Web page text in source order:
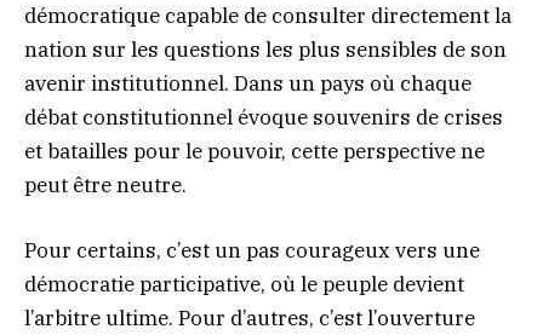
démocratique capable de consulter directement la
nation sur les questions les plus sensibles de son
avenir institutionnel. Dans un pays où chaque
débat constitutionnel évoque souvenirs de crises
et batailles pour le pouvoir, cette perspective ne
peut être neutre.
Pour certains, c’est un pas courageux vers une
démocratie participative, où le peuple devient
l’arbitre ultime. Pour d’autres, c’est l’ouverture